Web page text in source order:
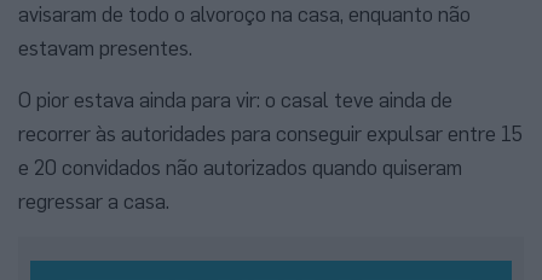
avisaram de todo o alvoroço na casa, enquanto não
estavam presentes.
O pior estava ainda para vir: o casal teve ainda de
recorrer às autoridades para conseguir expulsar entre 15
e 20 convidados não autorizados quando quiseram
regressar a casa.